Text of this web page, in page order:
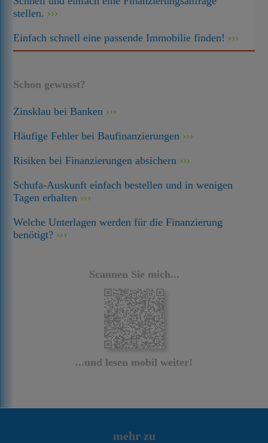
stellen.
Einfach schnell eine passende Immobilie finden!
Schon gewusst?
Zinsklau bei Banken
Häufige Fehler bei Baufinanzierungen
Risiken bei Finanzierungen absichern
Schufa-Auskunft einfach bestellen und in wenigen
Tagen erhalten
Welche Unterlagen werden für die Finanzierung
benötigt?
Scannen Sie mich...
...und lesen mobil weiter!
mehr zu